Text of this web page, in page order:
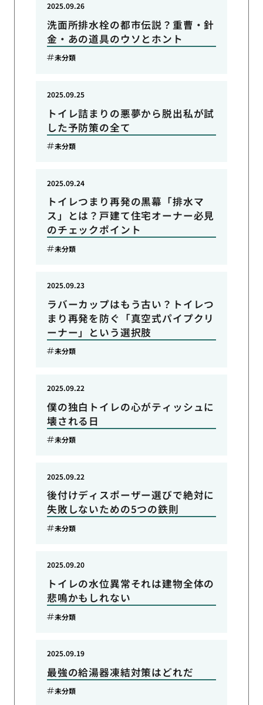
洗面所排水栓の都市伝説？重曹・針
金・あの道具のウソとホント
2025.09.26
未分類
トイレ詰まりの悪夢から脱出私が試
した予防策の全て
2025.09.25
未分類
トイレつまり再発の黒幕「排水マ
ス」とは？戸建て住宅オーナー必見
のチェックポイント
2025.09.24
未分類
ラバーカップはもう古い？トイレつ
まり再発を防ぐ「真空式パイプクリ
ーナー」という選択肢
2025.09.23
未分類
僕の独白トイレの心がティッシュに
壊される日
2025.09.22
未分類
後付けディスポーザー選びで絶対に
失敗しないための5つの鉄則
2025.09.22
未分類
トイレの水位異常それは建物全体の
悲鳴かもしれない
2025.09.20
未分類
最強の給湯器凍結対策はどれだ
2025.09.19
未分類